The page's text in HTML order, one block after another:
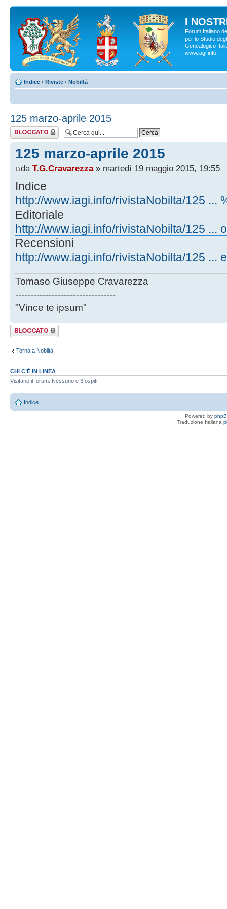
I
Forum Italiano
per lo Studio
Genealogico
www.iagi.info
Indice ‹ Riviste ‹ Nobiltà
125 marzo-aprile 2015
Argomento
bloccato
125 marzo-aprile 2015
da T.G.Cravarezza» martedì 19 maggio 2015, 19:55
Indice
http://www.iagi.info/rivistaNobilta/125 ...
Editoriale
http://www.iagi.info/rivistaNobilta/125 ...
Recensioni
http://www.iagi.info/rivistaNobilta/125 ...
Tomaso Giuseppe Cravarezza
---------------------------------
"Vince te ipsum"
Argomento
bloccato
Torna a Nobiltà
CHI C’È IN LINEA
Visitano il forum: Nessuno e 3 ospiti
Indice
Powered by
Traduzione Italiana